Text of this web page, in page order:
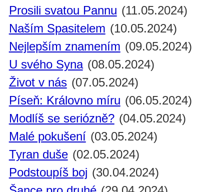
Prosili svatou Pannu (11.05.2024)
Naším Spasitelem (10.05.2024)
Nejlepším znamením (09.05.2024)
U svého Syna (08.05.2024)
Život v nás (07.05.2024)
Píseň: Královno míru (06.05.2024)
Modlíš se seriózně? (04.05.2024)
Malé pokušení (03.05.2024)
Tyran duše (02.05.2024)
Podstoupíš boj (30.04.2024)